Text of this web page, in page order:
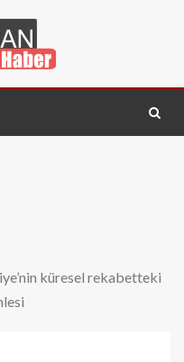
küresel rekabetteki